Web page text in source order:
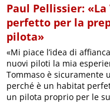
Paul Pellissier:
perfetto per la
pilota»
«Mi piace l’idea di
nuovi piloti la mia
Tommaso è sicuramente
perché è un habitat
un pilota proprio per le